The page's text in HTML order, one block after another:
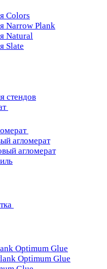
Colors
Narrow Plank
Natural
Slate
стендов
агломерат
агломерат
Optimum Glue
Optimum Glue